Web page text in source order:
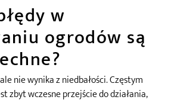
w
ogrodów są
nie wynika z niedbałości. Częstym
zbyt wczesne przejście do działania,